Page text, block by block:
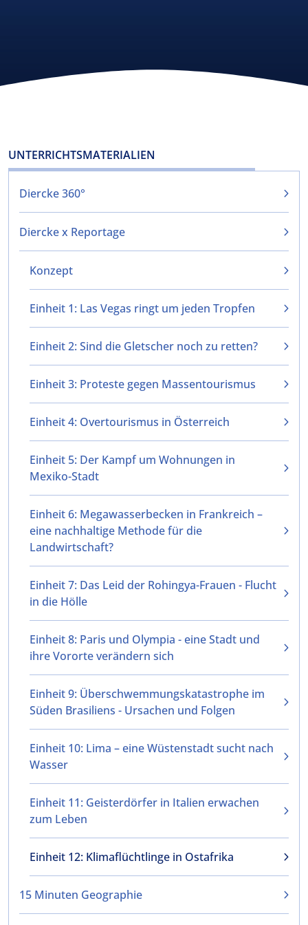
UNTERRICHTSMATERIALIEN
Diercke 360°
Diercke x Reportage
Konzept
Einheit 1: Las Vegas ringt um jeden Tropfen
Einheit 2: Sind die Gletscher noch zu retten?
Einheit 3: Proteste gegen Massentourismus
Einheit 4: Overtourismus in Österreich
Einheit 5: Der Kampf um Wohnungen in
Mexiko-Stadt
Einheit 6: Megawasserbecken in Frankreich –
eine nachhaltige Methode für die
Landwirtschaft?
Einheit 7: Das Leid der Rohingya-Frauen - Flucht
in die Hölle
Einheit 8: Paris und Olympia - eine Stadt und
ihre Vororte verändern sich
Einheit 9: Überschwemmungskatastrophe im
Süden Brasiliens - Ursachen und Folgen
Einheit 10: Lima – eine Wüstenstadt sucht nach
Wasser
Einheit 11: Geisterdörfer in Italien erwachen
zum Leben
Einheit 12: Klimaflüchtlinge in Ostafrika
15 Minuten Geographie